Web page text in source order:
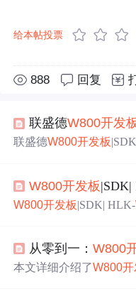
给本帖投票
888 回复
联盛德W800开发
联盛德W800开发板
W800开发板
W800开发板|SDK| HLK-
从零到一：W800
本文详细介绍了W800开